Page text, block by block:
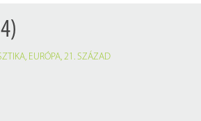
, EURÓPA,21. SZÁZAD